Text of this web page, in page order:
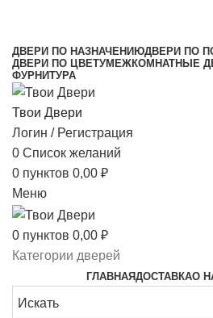
ДВЕРИ ПО НАЗНАЧЕНИЮДВЕРИ ПО
ДВЕРИ ПО ЦВЕТУМЕЖКОМНАТНЫЕ
ФУРНИТУРА
Твои Двери
Логин / Регистрация
0 Список желаний
0 пунктов 0,00 ₽
Меню
0 пунктов 0,00 ₽
Категории дверей
ГЛАВНАЯДОСТАВКАО